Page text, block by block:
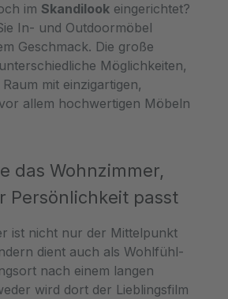
im Skandilook eingerichtet?
In- und Outdoormöbel
Geschmack. Die große
Möglichkeiten,
mit einzigartigen,
allem hochwertigen Möbeln
das Wohnzimmer,
Persönlichkeit passt
ist nicht nur der Mittelpunkt
dient auch als Wohlfühl-
nach einem langen
wird dort der Lieblingsfilm